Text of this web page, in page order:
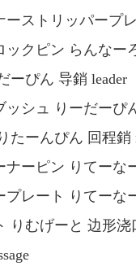
ーストリッパー
ックピン らんな
ーぴん 导銷
ッシュ りーだー
たーんぴん 回程
ナーピン りてー
プレート りてー
りむげーと 边形